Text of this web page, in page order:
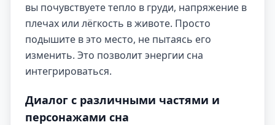
вы почувствуете тепло в груди, напряжение в
плечах или лёгкость в животе. Просто
подышите в это место, не пытаясь его
изменить. Это позволит энергии сна
интегрироваться.
Диалог с различными частями и
персонажами сна